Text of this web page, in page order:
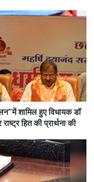
शामिल हुए विधायक डॉ
हित की प्रार्थना की